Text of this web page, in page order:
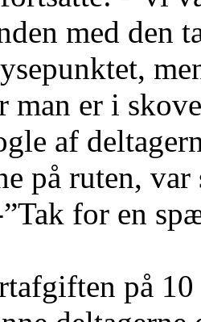
med den
man er i
af
på ruten,
for en
på